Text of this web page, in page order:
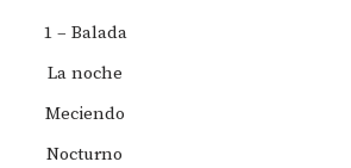
1 – Balada
La noche
Meciendo
Nocturno